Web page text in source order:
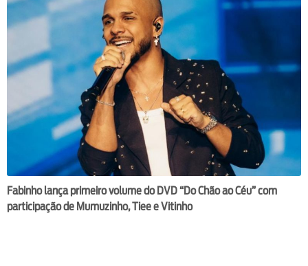
Fabinho lança primeiro volume do DVD “Do Chão ao Céu” com
participação de Mumuzinho, Tiee e Vitinho